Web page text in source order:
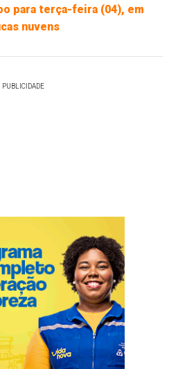
para terça-feira (04), em
nuvens
PUBLICIDADE